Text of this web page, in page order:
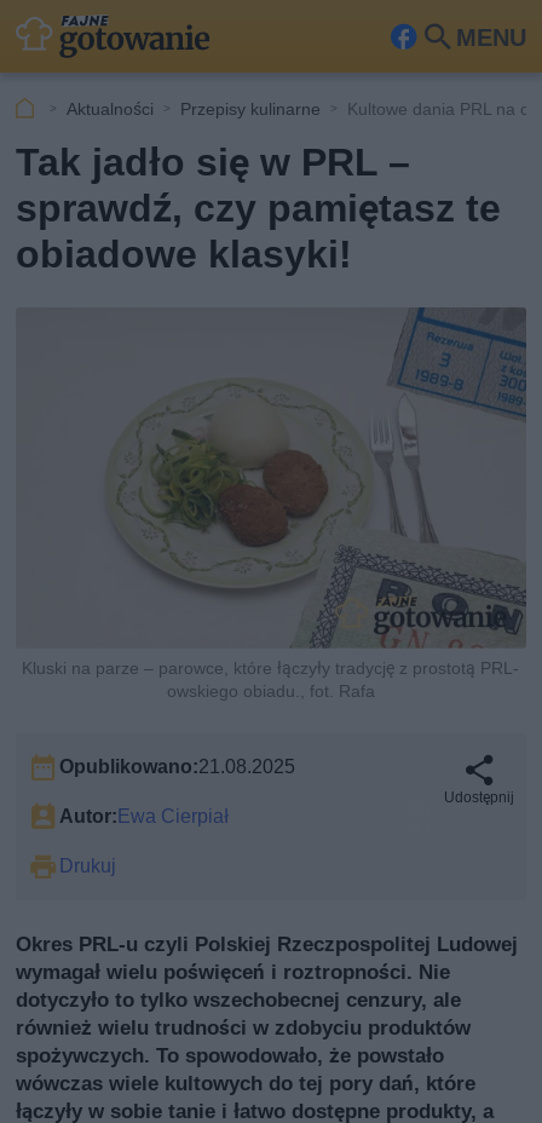
MENU
Fa
ook
Szu
kaj
Aktualności Przepisy kulinarne Kultowe dania PRL na
Tak jadło się w PRL –
sprawdź, czy pamiętasz te
obiadowe klasyki!
Kluski na parze – parowce, które łączyły tradycję z prostotą PRL-
owskiego obiadu., fot. Rafa
Opublikowano:21.08.2025
Autor:Ewa Cierpiał
Drukuj
Udostępnij
Okres PRL-u czyli Polskiej Rzeczpospolitej Ludowej
wymagał wielu poświęceń i roztropności. Nie
dotyczyło to tylko wszechobecnej cenzury, ale
również wielu trudności w zdobyciu produktów
spożywczych. To spowodowało, że powstało
wówczas wiele kultowych do tej pory dań, które
łączyły w sobie tanie i łatwo dostępne produkty, a